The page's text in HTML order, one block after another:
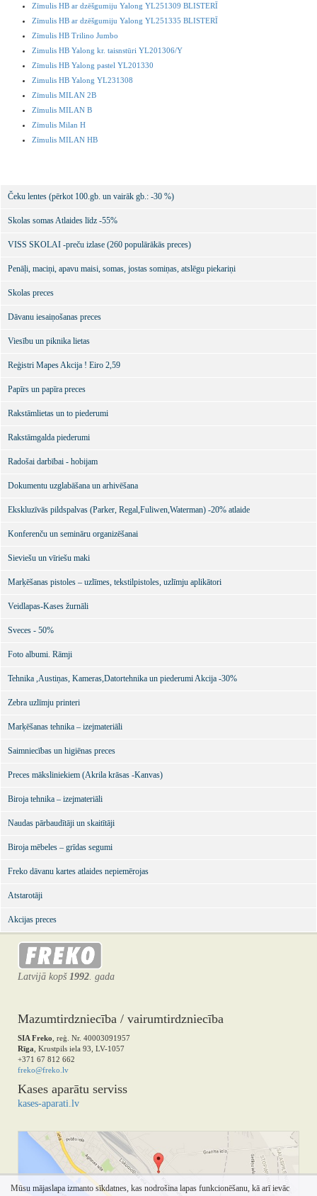
Mūsu mājaslapa izmanto sīkdatnes, kas nodrošina lapas funkcionēšanu, kā arī ievāc
Zīmulis HB ar dzēšgumiju Yalong YL251309 BLISTERĪ
Zīmulis HB ar dzēšgumiju Yalong YL251335 BLISTERĪ
Zīmulis HB Trilino Jumbo
Zimulis HB Yalong kr. taisnstūri YL201306/Y
Zīmulis HB Yalong pastel YL201330
Zimulis HB Yalong YL231308
Zīmulis MILAN 2B
Zīmulis MILAN B
Zīmulis Milan H
Zīmulis MILAN HB
Čeku lentes (pērkot 100.gb. un vairāk gb.: -30 %)
Skolas somas Atlaides līdz -55%
VISS SKOLAI -preču izlase (260 populārākās preces)
Penāļi, maciņi, apavu maisi, somas, jostas somiņas, atslēgu piekariņi
Skolas preces
Dāvanu iesaiņošanas preces
Viesību un piknika lietas
Reģistri Mapes Akcija ! Eiro 2,59
Papīrs un papīra preces
Rakstāmlietas un to piederumi
Rakstāmgalda piederumi
Radošai darbībai - hobijam
Dokumentu uzglabāšana un arhivēšana
Ekskluzīvās pildspalvas (Parker, Regal,Fuliwen,Waterman) -20% atlaide
Konferenču un semināru organizēšanai
Sieviešu un vīriešu maki
Marķēšanas pistoles – uzlīmes, tekstilpistoles, uzlīmju aplikātori
Veidlapas-Kases žurnāli
Sveces - 50%
Foto albumi. Rāmji
Tehnika ,Austiņas, Kameras,Datortehnika un piederumi Akcija -30%
Zebra uzlīmju printeri
Marķēšanas tehnika – izejmateriāli
Saimniecības un higiēnas preces
Preces māksliniekiem (Akrila krāsas -Kanvas)
Biroja tehnika – izejmateriāli
Naudas pārbaudītāji un skaitītāji
Biroja mēbeles – grīdas segumi
Freko dāvanu kartes atlaides nepiemērojas
Atstarotāji
Akcijas preces
Latvijā kopš 1992 . gada
Mazumtirdzniecība / vairumtirdzniecība
SIA Freko , reģ. Nr. 40003091957
Rīga , Krustpils iela 93, LV-1057
+371 67 812 662
freko@freko.lv
Kases aparātu serviss
kases-aparati.lv